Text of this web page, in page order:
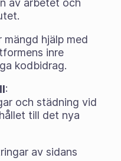
av arbetet och
mängd hjälp med
inre
kodbidrag.
:
och städning vid
till det nya
av sidans